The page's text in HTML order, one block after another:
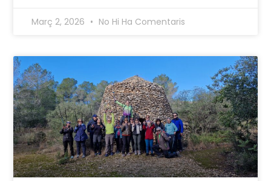
Març 2, 2026 No Hi Ha Comentaris